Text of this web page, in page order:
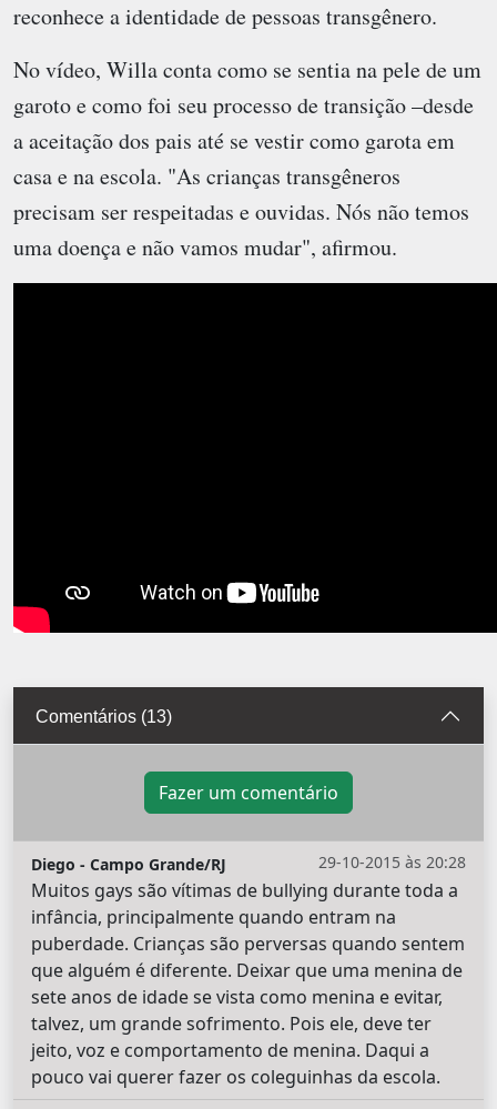
reconhece a identidade de pessoas transgênero.
No vídeo, Willa conta como se sentia na pele de um
garoto e como foi seu processo de transição –desde
a aceitação dos pais até se vestir como garota em
casa e na escola. "As crianças transgêneros
precisam ser respeitadas e ouvidas. Nós não temos
uma doença e não vamos mudar", afirmou.
Comentários (13)
Fazer um comentário
29-10-2015 às 20:28
Diego - Campo Grande/RJ
Muitos gays são vítimas de bullying durante toda a
infância, principalmente quando entram na
puberdade. Crianças são perversas quando sentem
que alguém é diferente. Deixar que uma menina de
sete anos de idade se vista como menina e evitar,
talvez, um grande sofrimento. Pois ele, deve ter
jeito, voz e comportamento de menina. Daqui a
pouco vai querer fazer os coleguinhas da escola.